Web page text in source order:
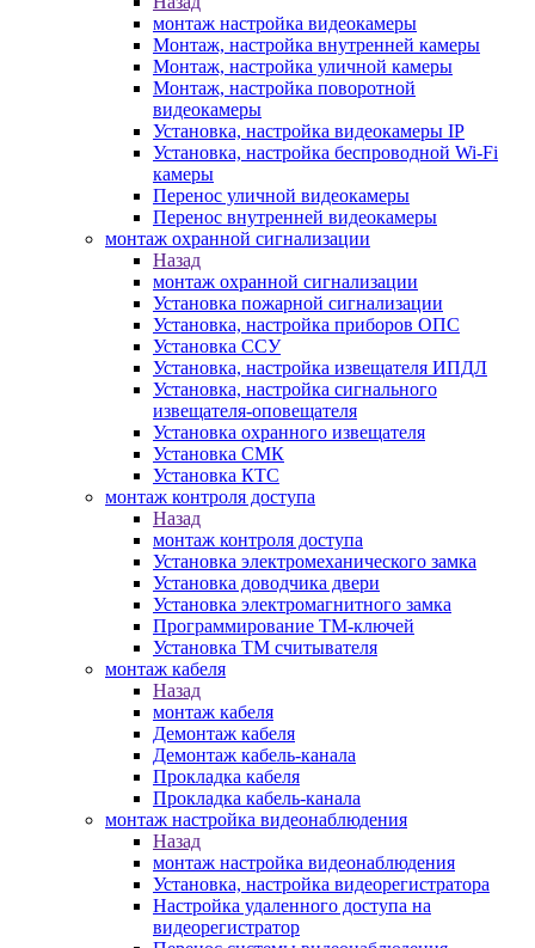
монтаж настройка видеокамеры
Монтаж, настройка внутренней камеры
Монтаж, настройка уличной камеры
Монтаж, настройка поворотной
видеокамеры
Установка, настройка видеокамеры IP
Установка, настройка беспроводной Wi-Fi
камеры
Перенос уличной видеокамеры
Перенос внутренней видеокамеры
монтаж охранной сигнализации
Назад
монтаж охранной сигнализации
Установка пожарной сигнализации
Установка, настройка приборов ОПС
Установка ССУ
Установка, настройка извещателя ИПДЛ
Установка, настройка сигнального
извещателя-оповещателя
Установка охранного извещателя
Установка СМК
Установка КТС
монтаж контроля доступа
Назад
монтаж контроля доступа
Установка электромеханического замка
Установка доводчика двери
Установка электромагнитного замка
Программирование ТМ-ключей
Установка ТМ считывателя
монтаж кабеля
Назад
монтаж кабеля
Демонтаж кабеля
Демонтаж кабель-канала
Прокладка кабеля
Прокладка кабель-канала
монтаж настройка видеонаблюдения
Назад
монтаж настройка видеонаблюдения
Установка, настройка видеорегистратора
Настройка удаленного доступа на
видеорегистратор